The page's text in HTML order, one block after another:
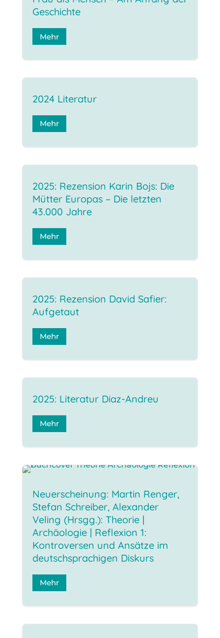
Geschichte
Mehr
2024 Literatur
Mehr
2025: Rezension Karin Bojs: Die
Mütter Europas – Die letzten
43.000 Jahre
Mehr
2025: Rezension David Safier:
Aufgetaut
Mehr
2025: Literatur Diaz-Andreu
Mehr
Neuerscheinung: Martin Renger,
Stefan Schreiber, Alexander
Veling (Hrsgg.): Theorie |
Archäologie | Reflexion 1:
Kontroversen und Ansätze im
deutschsprachigen Diskurs
Mehr